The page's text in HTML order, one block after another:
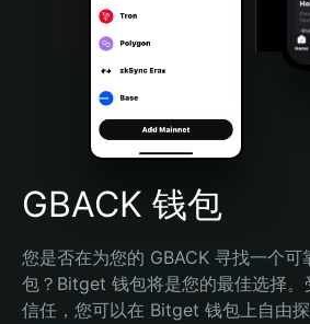
Português (Brasil)
Español (Argentina)
GBACK 钱包
您是否在为您的 GBACK 寻找一个可
包？Bitget 钱包将是您的最佳选择
信任，您可以在 Bitget 钱包上自由